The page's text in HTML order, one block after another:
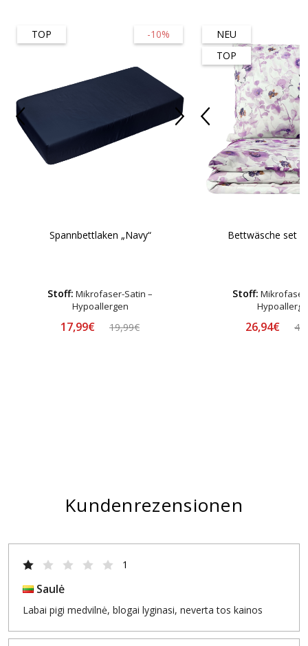
-10%
TOP
Spannbettlaken „Navy“
Stoff: Mikrofaser-Satin –
Hypoallergen
17,99€ 19,99€
NEU
TOP
Bettwäsche set
Stoff:
26,94€
Kundenrezensionen
1
Saulė
Labai pigi medvilnė, blogai lyginasi, neverta tos kainos